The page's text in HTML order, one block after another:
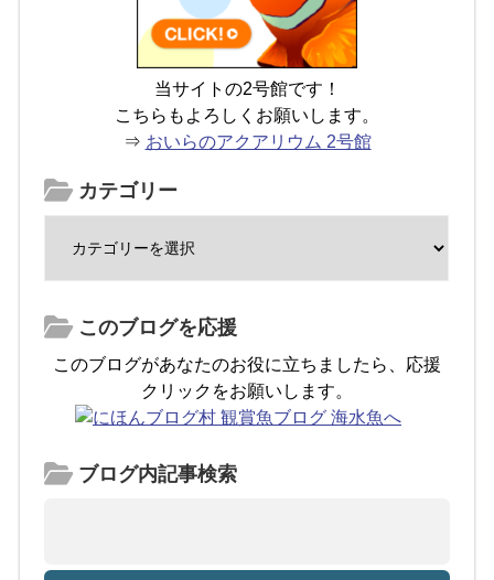
当サイトの2号館です！
こちらもよろしくお願いします。
⇒ おいらのアクアリウム 2号館
カテゴリー
このブログを応援
このブログがあなたのお役に立ちましたら、応援
クリックをお願いします。
ブログ内記事検索